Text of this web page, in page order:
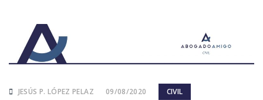
JESÚS P. LÓPEZ PELAZ 09/08/2020 CIVIL